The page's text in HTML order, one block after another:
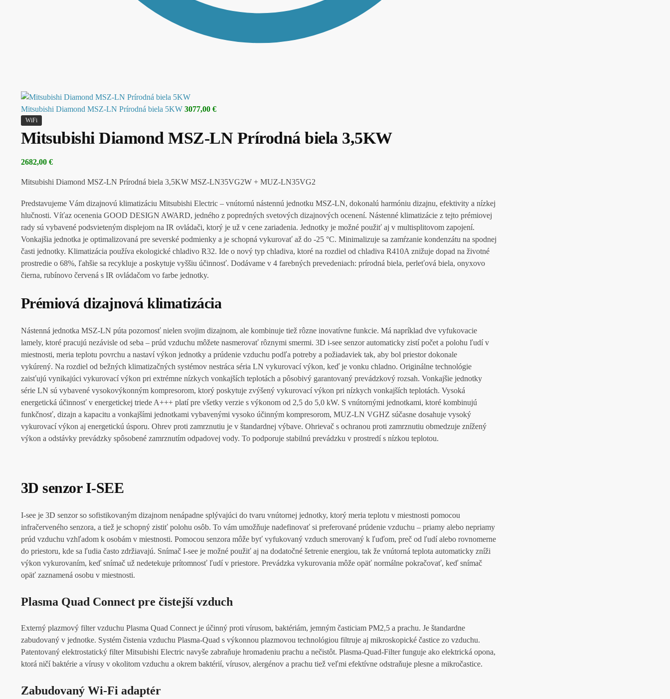
Mitsubishi Diamond MSZ-LN Prírodná biela 5KW 3077,00 €
WiFi
Mitsubishi Diamond MSZ-LN Prírodná biela 3,5KW
2682,00 €
Mitsubishi Diamond MSZ-LN Prírodná biela 3,5KW MSZ-LN35VG2W + MUZ-LN35VG2
Predstavujeme Vám dizajnovú klimatizáciu Mitsubishi Electric – vnútornú nástennú jednotku MSZ-LN, dokonalú harmóniu dizajnu, efektivity a nízkej
hlučnosti. Víťaz ocenenia GOOD DESIGN AWARD, jedného z popredných svetových dizajnových ocenení. Nástenné klimatizácie z tejto prémiovej
rady sú vybavené podsvieteným displejom na IR ovládači, ktorý je už v cene zariadenia. Jednotky je možné použiť aj v multisplitovom zapojení.
Vonkajšia jednotka je optimalizovaná pre severské podmienky a je schopná vykurovať až do -25 °C. Minimalizuje sa zamŕzanie kondenzátu na spodnej
časti jednotky. Klimatizácia používa ekologické chladivo R32. Ide o nový typ chladiva, ktoré na rozdiel od chladiva R410A znižuje dopad na životné
prostredie o 68%, ľahšie sa recykluje a poskytuje vyššiu účinnosť. Dodávame v 4 farebných prevedeniach: prírodná biela, perleťová biela, onyxovo
čierna, rubínovo červená s IR ovládačom vo farbe jednotky.
Prémiová dizajnová klimatizácia
Nástenná jednotka MSZ-LN púta pozornosť nielen svojim dizajnom, ale kombinuje tiež rôzne inovatívne funkcie. Má napríklad dve vyfukovacie
lamely, ktoré pracujú nezávisle od seba – prúd vzduchu môžete nasmerovať rôznymi smermi. 3D i-see senzor automaticky zistí počet a polohu ľudí v
miestnosti, meria teplotu povrchu a nastaví výkon jednotky a prúdenie vzduchu podľa potreby a požiadaviek tak, aby bol priestor dokonale
vykúrený. Na rozdiel od bežných klimatizačných systémov nestráca séria LN vykurovací výkon, keď je vonku chladno. Originálne technológie
zaisťujú vynikajúci vykurovací výkon pri extrémne nízkych vonkajších teplotách a pôsobivý garantovaný prevádzkový rozsah. Vonkajšie jednotky
série LN sú vybavené vysokovýkonným kompresorom, ktorý poskytuje zvýšený vykurovací výkon pri nízkych vonkajších teplotách. Vysoká
energetická účinnosť v energetickej triede A+++ platí pre všetky verzie s výkonom od 2,5 do 5,0 kW. S vnútornými jednotkami, ktoré kombinujú
funkčnosť, dizajn a kapacitu a vonkajšími jednotkami vybavenými vysoko účinným kompresorom, MUZ-LN VGHZ súčasne dosahuje vysoký
vykurovací výkon aj energetickú úsporu. Ohrev proti zamrznutiu je v štandardnej výbave. Ohrievač s ochranou proti zamrznutiu obmedzuje znížený
výkon a odstávky prevádzky spôsobené zamrznutím odpadovej vody. To podporuje stabilnú prevádzku v prostredí s nízkou teplotou.
3D senzor I-SEE
I-see je 3D senzor so sofistikovaným dizajnom nenápadne splývajúci do tvaru vnútornej jednotky, ktorý meria teplotu v miestnosti pomocou
infračerveného senzora, a tiež je schopný zistiť polohu osôb. To vám umožňuje nadefinovať si preferované prúdenie vzduchu – priamy alebo nepriamy
prúd vzduchu vzhľadom k osobám v miestnosti. Pomocou senzora môže byť vyfukovaný vzduch smerovaný k ľuďom, preč od ľudí alebo rovnomerne
do priestoru, kde sa ľudia často zdržiavajú. Snímač I-see je možné použiť aj na dodatočné šetrenie energiou, tak že vnútorná teplota automaticky zníži
výkon vykurovaním, keď snímač už nedetekuje prítomnosť ľudí v priestore. Prevádzka vykurovania môže opäť normálne pokračovať, keď snímač
opäť zaznamená osobu v miestnosti.
Plasma Quad Connect pre čistejší vzduch
Externý plazmový filter vzduchu Plasma Quad Connect je účinný proti vírusom, baktériám, jemným časticiam PM2,5 a prachu. Je štandardne
zabudovaný v jednotke. Systém čistenia vzduchu Plasma-Quad s výkonnou plazmovou technológiou filtruje aj mikroskopické častice zo vzduchu.
Patentovaný elektrostatický filter Mitsubishi Electric navyše zabraňuje hromadeniu prachu a nečistôt. Plasma-Quad-Filter funguje ako elektrická opona,
ktorá ničí baktérie a vírusy v okolitom vzduchu a okrem baktérií, vírusov, alergénov a prachu tiež veľmi efektívne odstraňuje plesne a mikročastice.
Zabudovaný Wi-Fi adaptér